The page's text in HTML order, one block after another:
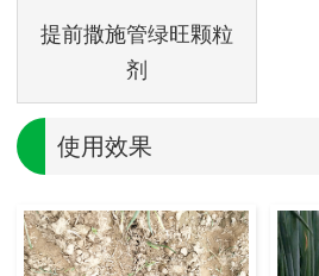
提前撒施管绿旺颗粒
剂
使用效果